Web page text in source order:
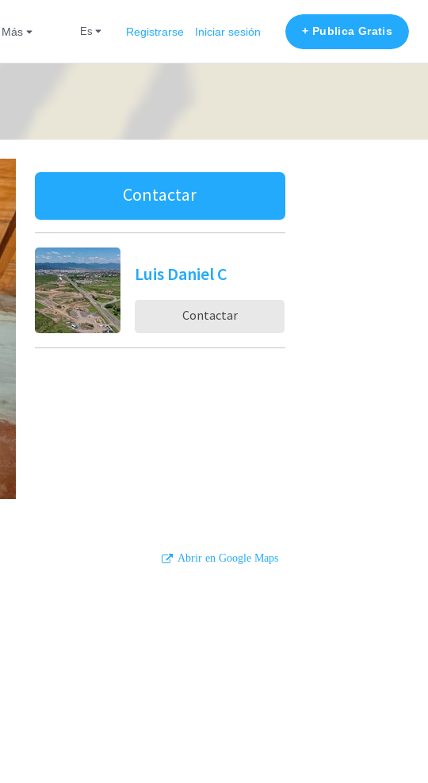
Más es Registrarse Iniciar sesión + Publica Gratis
Contactar
Luis Daniel C
Contactar
Abrir en Google Maps